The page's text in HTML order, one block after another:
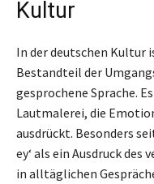
Kultur
In der deutschen Kultur
Bestandteil der
gesprochene Sprache.
Lautmalerei, die
ausdrückt. Besonders
ey‘ als ein Ausdruck
in alltäglichen